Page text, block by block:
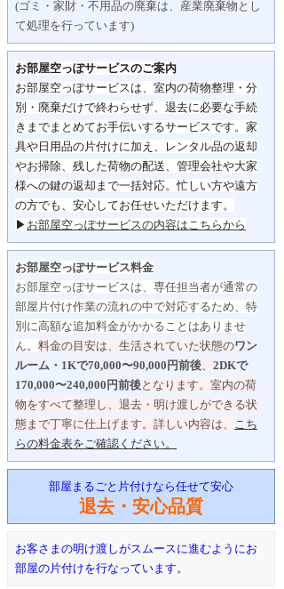
(ゴミ・家財・不用品の廃棄は、産業廃棄物とし
て処理を行っています)
お部屋空っぽサービスのご案内
お部屋空っぽサービスは、室内の荷物整理・分
別・ 廃棄だけで終わらせず、 退去に必要な手続
きまでまとめてお手伝いするサービスです。 家
具や日用品の片付けに加え、レンタル品の返却
やお掃除、 残した荷物の配送、管理会社や大家
様への鍵の返却まで一括対応。忙しい方や遠方
の方でも、安心してお任せいただけます。
▶ お部屋空っぽサービスの内容はこちらから
お部屋空っぽサービス料金
お部屋空っぽサービスは、専任担当者が通常の
部屋片付け作業の流れの中で対応するため、特
別に高額な追加料金がかかることはありませ
ん。 料金の目安は、生活されていた状態のワン
ルーム・1Kで70,000〜90,000円前後
2DKで
170,000〜240,000円前後となります。 室内の荷
物をすべて整理し、退去・明け渡しができる状
態まで丁寧に仕上げます。詳しい内容は、
こち
らの料金表をご確認ください。
部屋まるごと片付けなら任せて安心
退去・安心品質
お客さまの明け渡しがスムースに進むようにお
部屋の片付けを行なっています。